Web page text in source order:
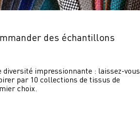
des échantillons
diversité impressionnante : laissez-vous
par 10 collections de tissus de
choix.